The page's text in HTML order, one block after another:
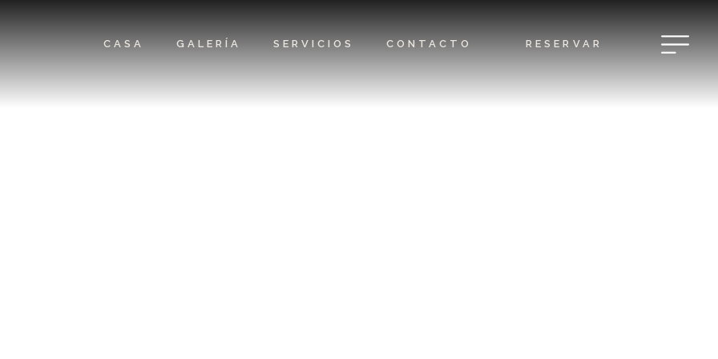
CASA GALERÍA SERVICIOS CONTACTO RESERVAR